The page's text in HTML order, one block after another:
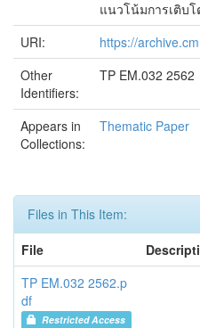
แนวโน้มการเติบโ
URI:
https://
Other
Identifiers:
TP EM.032 2562
Appears in
Collections:
Thematic Paper
Files in This Item:
File
TP EM.032 2562.p
df
Restricted Access